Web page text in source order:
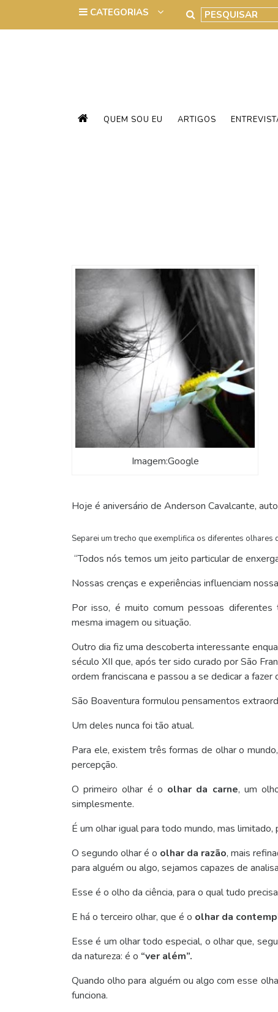
QUEM SOU EU ARTIGOS
Imagem:Google
Hoje é aniversário de Anderson Cavalcante,
Separei um trecho que exemplifica os diferentes olhares
“Todos nós temos um jeito particular de
Nossas crenças e experiências influenciam
Por isso, é muito comum pessoas
mesma imagem ou situação.
Outro dia fiz uma descoberta interessante
século XII que, após ter sido curado por São
ordem franciscana e passou a se dedicar a fazer
São Boaventura formulou pensamentos
Um deles nunca foi tão atual.
Para ele, existem três formas de olhar o
percepção.
O primeiro olhar é o olhar da carne, um
simplesmente.
É um olhar igual para todo mundo, mas
O segundo olhar é o olhar da razão, mais
para alguém ou algo, sejamos capazes de
Esse é o olho da ciência, para o qual tudo
E há o terceiro olhar, que é o olhar da
Esse é um olhar todo especial, o olhar que,
da natureza: é o “ver além”.
Quando olho para alguém ou algo com esse
funciona.